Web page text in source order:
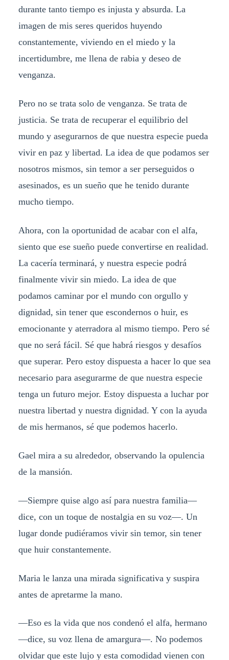
durante tanto tiempo es injusta y absurda. La
imagen de mis seres queridos huyendo
constantemente, viviendo en el miedo y la
incertidumbre, me llena de rabia y deseo de
venganza.
Pero no se trata solo de venganza. Se trata de
justicia. Se trata de recuperar el equilibrio del
mundo y asegurarnos de que nuestra especie pueda
vivir en paz y libertad. La idea de que podamos ser
nosotros mismos, sin temor a ser perseguidos o
asesinados, es un sueño que he tenido durante
mucho tiempo.
Ahora, con la oportunidad de acabar con el alfa,
siento que ese sueño puede convertirse en realidad.
La cacería terminará, y nuestra especie podrá
finalmente vivir sin miedo. La idea de que
podamos caminar por el mundo con orgullo y
dignidad, sin tener que escondernos o huir, es
emocionante y aterradora al mismo tiempo. Pero sé
que no será fácil. Sé que habrá riesgos y desafíos
que superar. Pero estoy dispuesta a hacer lo que sea
necesario para asegurarme de que nuestra especie
tenga un futuro mejor. Estoy dispuesta a luchar por
nuestra libertad y nuestra dignidad. Y con la ayuda
de mis hermanos, sé que podemos hacerlo.
Gael mira a su alrededor, observando la opulencia
de la mansión.
—Siempre quise algo así para nuestra familia—
dice, con un toque de nostalgia en su voz—. Un
lugar donde pudiéramos vivir sin temor, sin tener
que huir constantemente.
Maria le lanza una mirada significativa y suspira
antes de apretarme la mano.
—Eso es la vida que nos condenó el alfa, hermano
—dice, su voz llena de amargura—. No podemos
olvidar que este lujo y esta comodidad vienen con